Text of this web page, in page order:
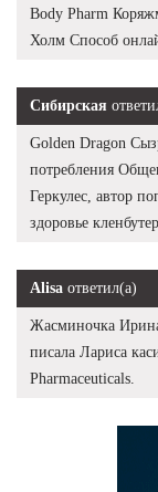
Body Pharm
Холм Способ
Сибирская
Golden Dragon
потребления
Геркулес, автор
здоровье
Alisa ответил(а)
Жасминочка
писала Лариса
Pharmaceuticals.